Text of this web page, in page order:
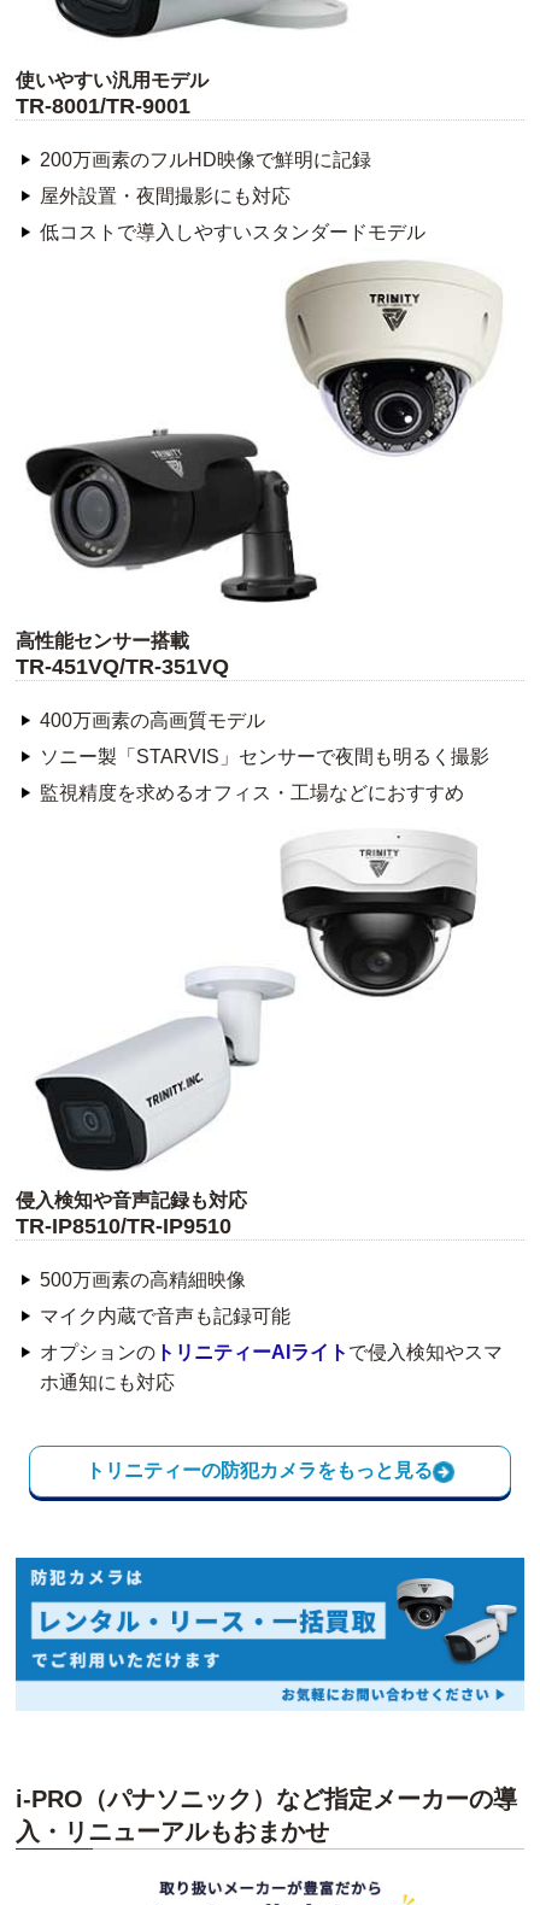
使いやすい汎用モデル
TR-8001/TR-9001
200万画素のフルHD映像で鮮明に記録
屋外設置・夜間撮影にも対応
低コストで導入しやすいスタンダードモデル
高性能センサー搭載
TR-451VQ/TR-351VQ
400万画素の高画質モデル
ソニー製「STARVIS」センサーで夜間も明るく撮影
監視精度を求めるオフィス・工場などにおすすめ
侵入検知や音声記録も対応
TR-IP8510/TR-IP9510
500万画素の高精細映像
マイク内蔵で音声も記録可能
オプションの トリニティーAIライト で侵入検知やスマ
ホ通知にも対応
トリニティーの防犯カメラをもっと見る
i-PRO（パナソニック）など指定メーカーの導
入・リニューアルもおまかせ